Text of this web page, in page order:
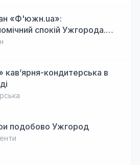
«Ф'южн.ua»:
спокій Ужгорода.
локальна кухня, затишок
кав’ярня-кондитерська в
подобово Ужгород